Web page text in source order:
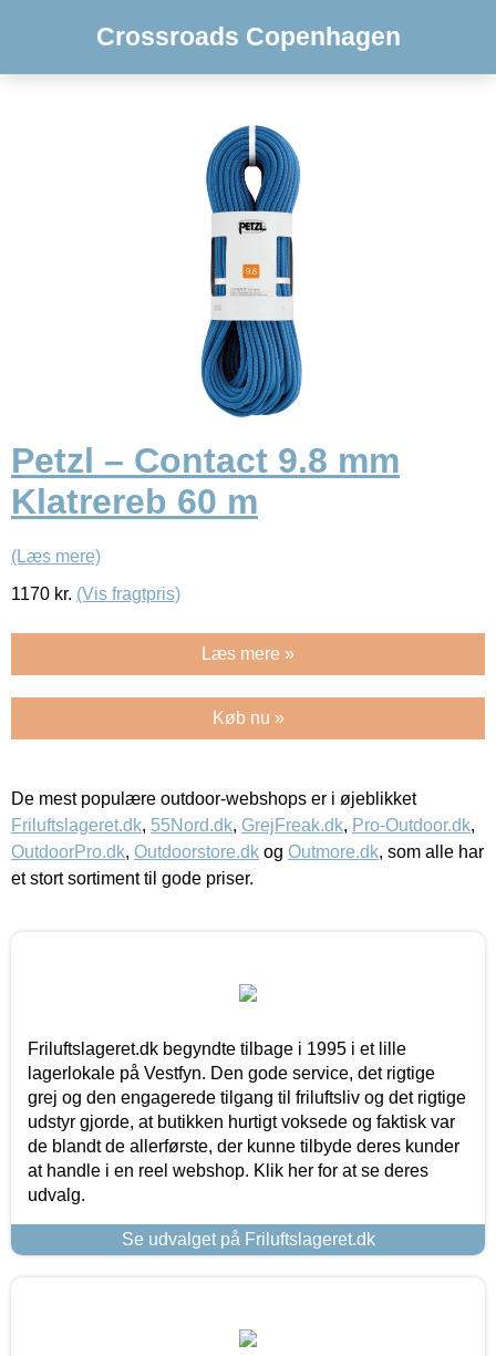
Crossroads Copenhagen
Petzl – Contact 9.8 mm
Klatrereb 60 m
(Læs mere)
1170 kr. (Vis fragtpris)
Læs mere »
Køb nu »
De mest populære outdoor-webshops er i øjeblikket
Friluftslageret.dk, 55Nord.dk, GrejFreak.dk, Pro-Outdoor.dk,
OutdoorPro.dk, Outdoorstore.dk og Outmore.dk, som alle har
et stort sortiment til gode priser.
Friluftslageret.dk begyndte tilbage i 1995 i et lille
lagerlokale på Vestfyn. Den gode service, det rigtige
grej og den engagerede tilgang til friluftsliv og det rigtige
udstyr gjorde, at butikken hurtigt voksede og faktisk var
de blandt de allerførste, der kunne tilbyde deres kunder
at handle i en reel webshop. Klik her for at se deres
udvalg.
Se udvalget på Friluftslageret.dk